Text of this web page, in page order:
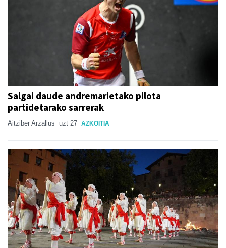
Salgai daude andremarietako pilota
partidetarako sarrerak
Aitziber Arzallus uzt 27 AZKOITIA